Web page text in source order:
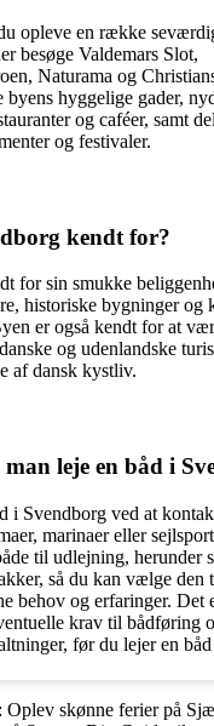
opleve en række
besøge Valdemars Slot,
Naturama og
byens hyggelige gader,
og caféer, samt
og festivaler.
kendt for?
for sin smukke
historiske bygninger og
er også kendt for at
og udenlandske
af dansk kystliv.
leje en båd i
i Svendborg ved at
marinaer eller
til udlejning, herunder
så du kan vælge den
behov og erfaringer.
krav til bådføring
før du lejer en
Oplev skønne ferier på